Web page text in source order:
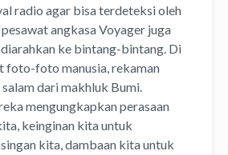
radio agar bisa terdeteksi oleh
angkasa Voyager juga
ke bintang-bintang. Di
foto-foto manusia, rekaman
dari makhluk Bumi.
mengungkapkan perasaan
keinginan kita untuk
kita, dambaan kita untuk